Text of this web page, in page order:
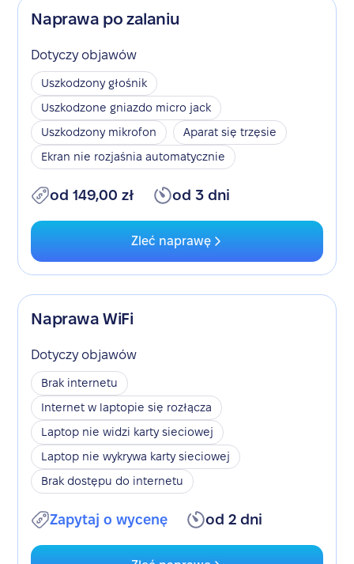
Naprawa po zalaniu
Dotyczy objawów
Uszkodzony głośnik
Uszkodzone gniazdo micro jack
Uszkodzony mikrofon
Aparat się trzęsie
Ekran nie rozjaśnia automatycznie
od 149,00 zł od 3 dni
Zleć naprawę
Naprawa WiFi
Dotyczy objawów
Brak internetu
Internet w laptopie się rozłącza
Laptop nie widzi karty sieciowej
Laptop nie wykrywa karty sieciowej
Brak dostępu do internetu
Zapytaj o wycenę od 2 dni